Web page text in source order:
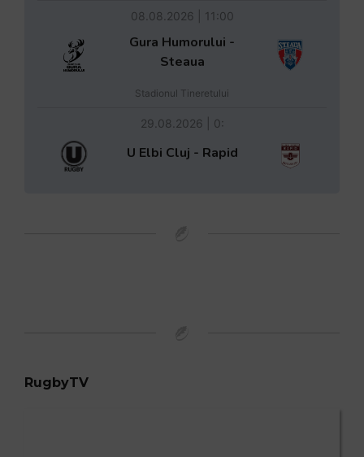
08.08.2026 | 11:00
Gura Humorului -
Steaua
Stadionul Tineretului
29.08.2026 | 0:
U Elbi Cluj - Rapid
RugbyTV